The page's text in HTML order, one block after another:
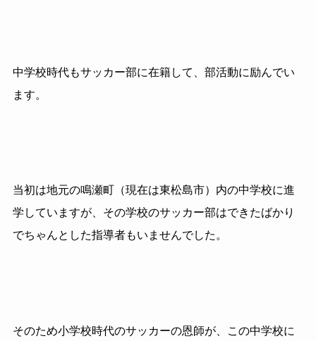
中学校時代もサッカー部に在籍して、部活動に励んでい
ます。
当初は地元の鳴瀬町（現在は東松島市）内の中学校に進
学していますが、その学校のサッカー部はできたばかり
でちゃんとした指導者もいませんでした。
そのため小学校時代のサッカーの恩師が、この中学校に